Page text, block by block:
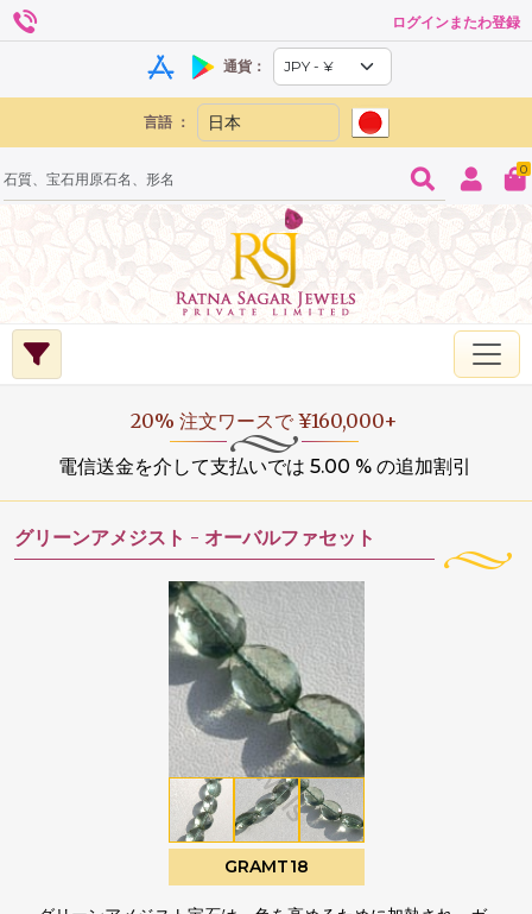
ログインまたわ登録
通貨：
言語 ：
0
20% 注文ワースで ¥160,000+
電信送金を介して支払いでは 5.00 % の追加割引
グリーンアメジスト - オーバルファセット
GRAMT18